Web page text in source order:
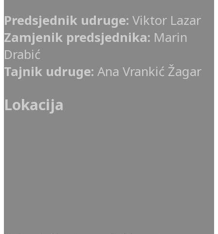
Predsjednik udruge: Viktor Lazar
Zamjenik predsjednika: Marin
Drabić
Tajnik udruge: Ana Vrankić Žagar
Lokacija